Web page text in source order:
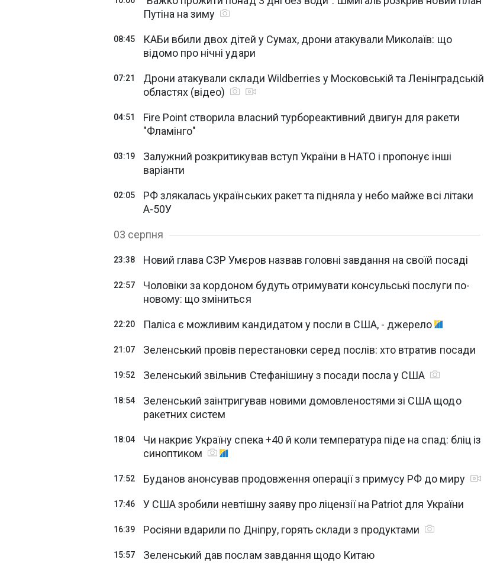
Путіна на зиму
08:45
КАБи вбили двох дітей у Сумах, дрони атакували Миколаїв: що
відомо про нічні удари
07:21
Дрони атакували склади Wildberries у Московській та Ленінградській
областях (відео)
04:51
Fire Point створила власний турбореактивний двигун для ракети
"Фламінго"
03:19
Залужний розкритикував вступ України в НАТО і пропонує інші
варіанти
02:05
РФ злякалась українських ракет та підняла у небо майже всі літаки
А-50У
03 серпня
23:38 Новий глава СЗР Умєров назвав головні завдання на своїй посаді
22:57
Чоловіки за кордоном будуть отримувати консульські послуги по-
новому: що зміниться
22:20 Паліса є можливим кандидатом у посли в США, - джерело
21:07 Зеленський провів перестановки серед послів: хто втратив посади
19:52 Зеленський звільнив Стефанішину з посади посла у США
18:54
Зеленський заінтригував новими домовленостями зі США щодо
ракетних систем
18:04
Чи накриє Україну спека +40 й коли температура піде на спад: бліц із
синоптиком
17:52 Буданов анонсував продовження операції з примусу РФ до миру
17:46 У США зробили невтішну заяву про ліцензії на Patriot для України
16:39 Росіяни вдарили по Дніпру, горять склади з продуктами
15:57 Зеленський дав послам завдання щодо Китаю